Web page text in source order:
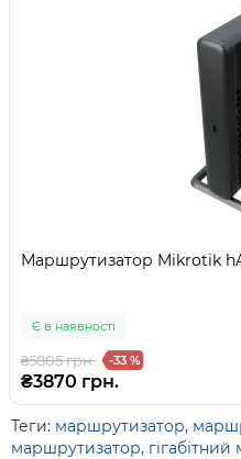
Маршрутизатор Mikrotik
Є в наявності
₴5805 грн. -33 %
₴3870 грн.
Теги: маршрутизатор,
маршрутизатор,